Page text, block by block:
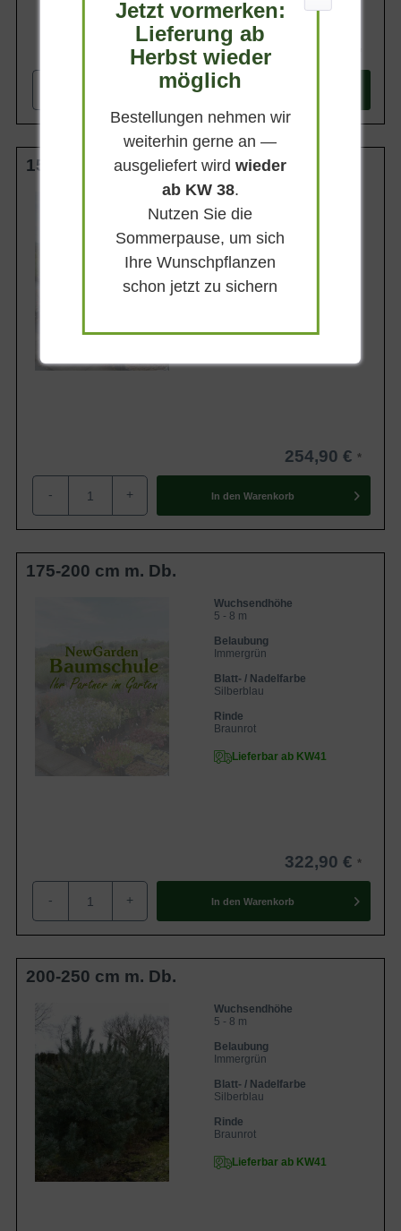
In den
150-175 cm m. Db.
Wuchsendhöhe
5 - 8 m
Belaubung
Immergrün
Blatt- / Nadelfarbe
Silberblau
254,90 €
- + In den Warenkorb
175-200 cm m. Db.
Wuchsendhöhe
5 - 8 m
Belaubung
Immergrün
Blatt- / Nadelfarbe
Silberblau
Rinde
Braunrot
Lieferbar ab KW41
322,90 €
- + In den Warenkorb
200-250 cm m. Db.
Wuchsendhöhe
5 - 8 m
Belaubung
Immergrün
Blatt- / Nadelfarbe
Silberblau
Rinde
Braunrot
Lieferbar ab KW41
Jetzt vormerken:
Lieferung ab
Herbst wieder
möglich
Bestellungen nehmen wir
weiterhin gerne an —
ausgeliefert wirdwieder
ab KW 38.
Nutzen Sie die
Sommerpause, um sich
Ihre Wunschpflanzen
schon jetzt zu sichern